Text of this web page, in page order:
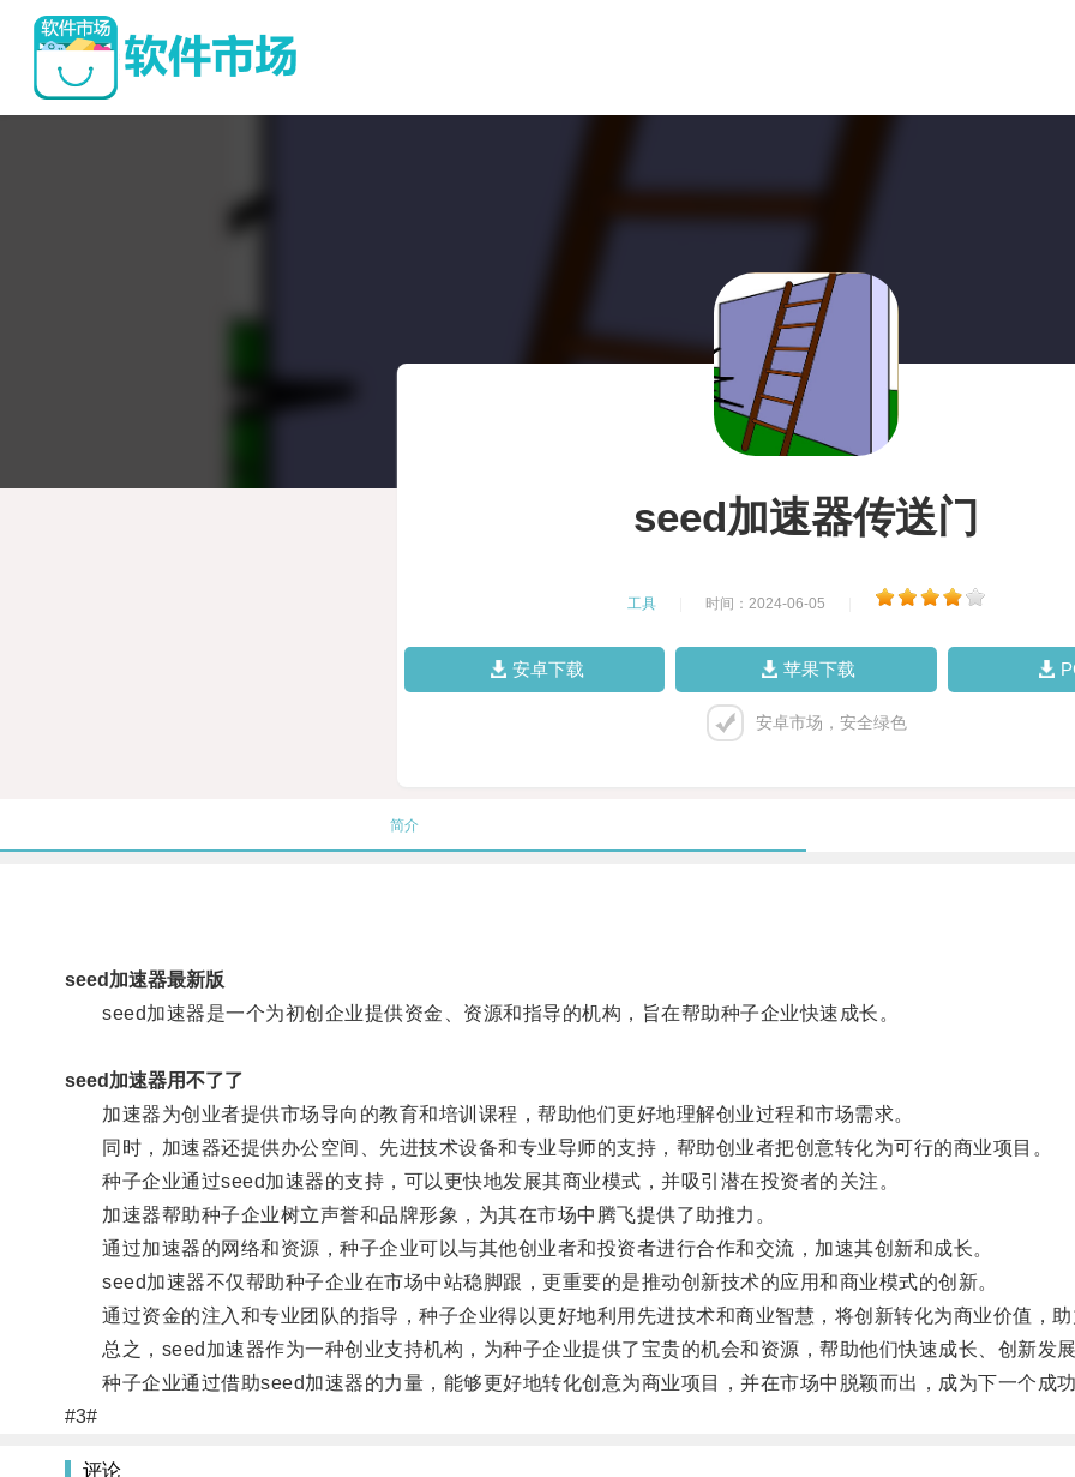
seed加速器传送门
工具 时间：2024-06-05
安卓下载 苹果下载
安卓市场，安全绿色
简介
seed加速器最新版
seed加速器是一个为初创企业提供资金、资源和指导的机构，旨在帮助种子企业快速成长。
seed加速器用不了了
加速器为创业者提供市场导向的教育和培训课程，帮助他们更好地理解创业过程和市场需求。
同时，加速器还提供办公空间、先进技术设备和专业导师的支持，帮助创业者把创意转化为可行的商业项目。
种子企业通过seed加速器的支持，可以更快地发展其商业模式，并吸引潜在投资者的关注。
加速器帮助种子企业树立声誉和品牌形象，为其在市场中腾飞提供了助推力。
通过加速器的网络和资源，种子企业可以与其他创业者和投资者进行合作和交流，加速其创新和成长。
seed加速器不仅帮助种子企业在市场中站稳脚跟，更重要的是推动创新技术的应用和商业模式的创新。
通过资金的注入和专业团队的指导，种子企业得以更好地利用先进技术和商业智慧，将创新转化为商业价值，助
总之，seed加速器作为一种创业支持机构，为种子企业提供了宝贵的机会和资源，帮助他们快速成长、创新发展
种子企业通过借助seed加速器的力量，能够更好地转化创意为商业项目，并在市场中脱颖而出，成为下一个成功
#3#
评论